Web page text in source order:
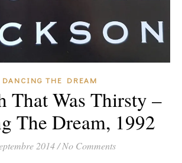
DANCING THE DREAM
That Was Thirsty –
The Dream, 1992
2014/No Comments